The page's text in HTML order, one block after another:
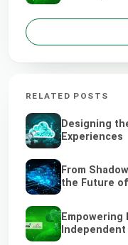
RELATED POSTS
Designing
Experiences
From
the Future